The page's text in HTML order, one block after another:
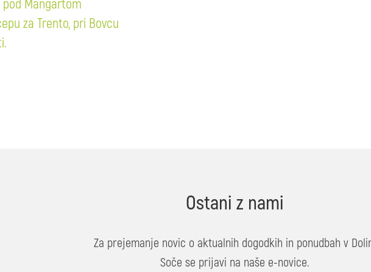
pod Mangartom
za Trento, pri Bovcu
Ostani z nami
Za prejemanje novic o aktualnih dogodkih in ponudbah v
Soče se prijavi na naše e-novice.